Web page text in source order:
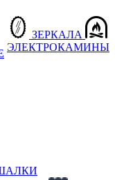
ЗЕРКАЛА
ЭЛЕКТРОКАМИНЫ